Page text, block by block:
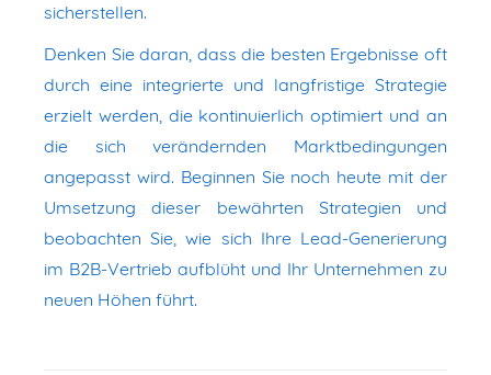
sicherstellen.
Denken Sie daran, dass die besten Ergebnisse oft
durch eine integrierte und langfristige Strategie
erzielt werden, die kontinuierlich optimiert und an
die sich verändernden Marktbedingungen
angepasst wird. Beginnen Sie noch heute mit der
Umsetzung dieser bewährten Strategien und
beobachten Sie, wie sich Ihre Lead-Generierung
im B2B-Vertrieb aufblüht und Ihr Unternehmen zu
neuen Höhen führt.